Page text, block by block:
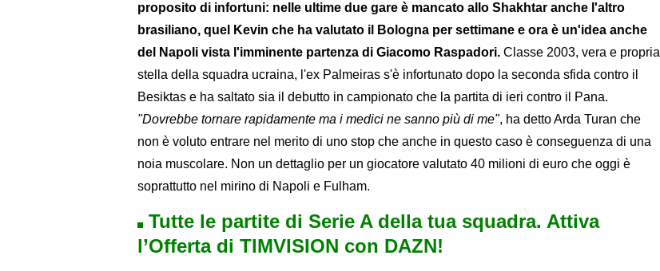
proposito di infortuni: nelle ultime due gare è mancato allo Shakhtar anche l'altro
brasiliano, quel Kevin che ha valutato il Bologna per settimane e ora è un'idea anche
del Napoli vista l'imminente partenza di Giacomo Raspadori. Classe 2003, vera e propria
stella della squadra ucraina, l'ex Palmeiras s'è infortunato dopo la seconda sfida contro il
Besiktas e ha saltato sia il debutto in campionato che la partita di ieri contro il Pana.
"Dovrebbe tornare rapidamente ma i medici ne sanno più di me", ha detto Arda Turan che
non è voluto entrare nel merito di uno stop che anche in questo caso è conseguenza di una
noia muscolare. Non un dettaglio per un giocatore valutato 40 milioni di euro che oggi è
soprattutto nel mirino di Napoli e Fulham.
Tutte le partite di Serie A della tua squadra. Attiva
l’Offerta di TIMVISION con DAZN!